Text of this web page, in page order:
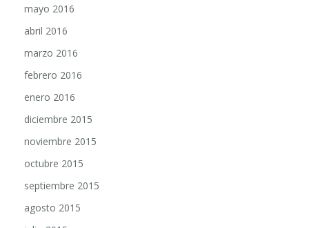
abril 2016
marzo 2016
febrero 2016
enero 2016
diciembre 2015
noviembre 2015
octubre 2015
septiembre 2015
agosto 2015
julio 2015